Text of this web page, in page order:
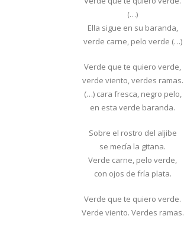
(…)
Ella sigue en su baranda,
verde carne, pelo verde (…)
Verde que te quiero verde,
verde viento, verdes ramas.
(…) cara fresca, negro pelo,
en esta verde baranda.
Sobre el rostro del aljibe
se mecía la gitana.
Verde carne, pelo verde,
con ojos de fría plata.
Verde que te quiero verde.
Verde viento. Verdes ramas.